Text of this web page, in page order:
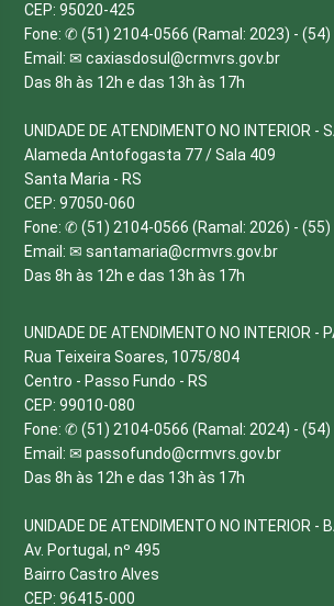
CEP: 95020-425
Fone: ✆ (51) 2104-0566 (Ramal: 2023) -
Email: ✉caxiasdosul@crmvrs.gov.br
Das 8h às 12h e das 13h às 17h
UNIDADE DE ATENDIMENTO NO INTERIOR -
Alameda Antofogasta 77 / Sala 409
Santa Maria - RS
CEP: 97050-060
Fone: ✆ (51) 2104-0566 (Ramal: 2026) -
Email: ✉santamaria@crmvrs.gov.br
Das 8h às 12h e das 13h às 17h
UNIDADE DE ATENDIMENTO NO INTERIOR -
Rua Teixeira Soares, 1075/804
Centro - Passo Fundo - RS
CEP: 99010-080
Fone: ✆ (51) 2104-0566 (Ramal: 2024) -
Email: ✉passofundo@crmvrs.gov.br
Das 8h às 12h e das 13h às 17h
UNIDADE DE ATENDIMENTO NO INTERIOR -
Av. Portugal, nº 495
Bairro Castro Alves
CEP: 96415-000